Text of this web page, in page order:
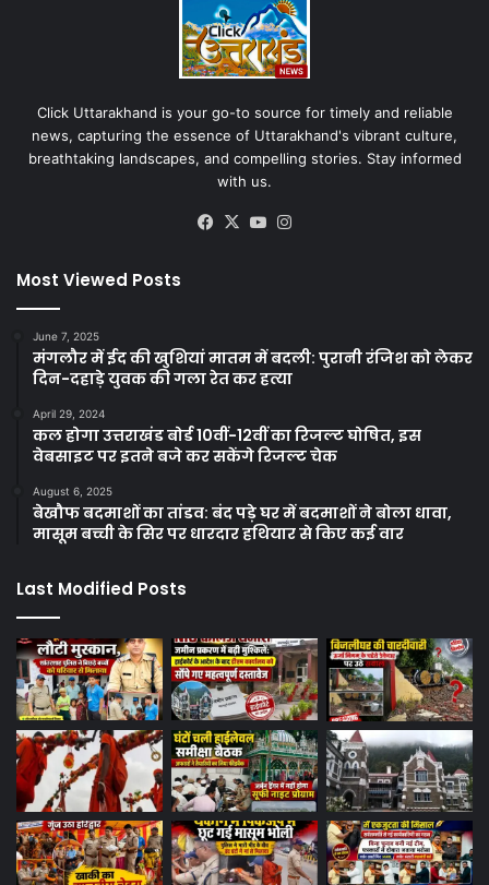
Click Uttarakhand is your go-to source for timely and reliable
news, capturing the essence of Uttarakhand's vibrant culture,
breathtaking landscapes, and compelling stories. Stay informed
with us.
Facebook
X YouTube
Most Viewed Posts
June 7, 2025
मंगलौर में ईद की खुशियां मातम में बदली: पुरानी रंजिश को लेकर
दिन-दहाड़े युवक की गला रेत कर हत्या
April 29, 2024
कल होगा उत्तराखंड बोर्ड 10वीं-12वीं का रिजल्ट घोषित, इस
वेबसाइट पर इतने बजे कर सकेंगे रिजल्ट चेक
August 6, 2025
बेखौफ बदमाशों का तांडव: बंद पड़े घर में बदमाशों ने बोला धावा,
मासूम बच्ची के सिर पर धारदार हथियार से किए कई वार
Last Modified Posts